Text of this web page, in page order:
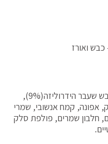
כבש ואורז
חלבון כבש מיובש(26%), חלבון כבש שעבר הידרוליזה(9%),
אפונה, קמח אנשובי, שמרי
חלבון שמרים, פולפת סלק